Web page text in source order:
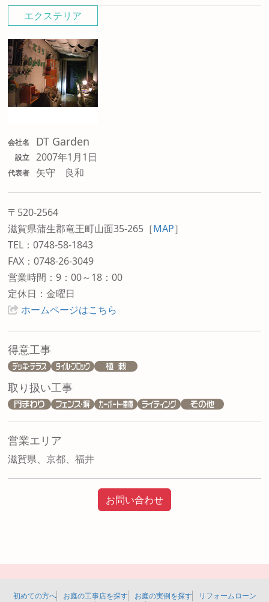
エクステリア
会社名 DT Garden
設立 2007年1月1日
代表者 矢守 良和
〒520-2564
滋賀県蒲生郡竜王町山面35-265 ［MAP］
TEL：0748-58-1843
FAX：0748-26-3049
営業時間：9：00～18：00
定休日：金曜日
ホームページはこちら
得意工事
取り扱い工事
営業エリア
滋賀県、京都、福井
お問い合わせ
初めての方へ お庭の工事店を探す お庭の実例を探す
リフォームローン